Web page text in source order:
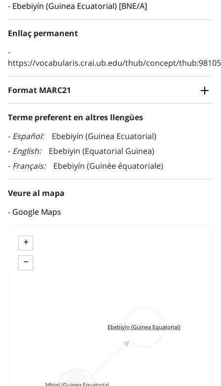
Ebebiyín (Guinea Ecuatorial) [BNE/A]
Enllaç permanent
https://vocabularis.crai.ub.edu/thub/concept/
Format MARC21
Terme preferent en altres llengües
Español
Ebebiyín (Guinea Ecuatorial)
English
Ebebiyin (Equatorial Guinea)
Français
Ebebiyín (Guinée équatoriale)
Veure al mapa
Google Maps
+
−
Ebebiyin (Guinea Equatorial)